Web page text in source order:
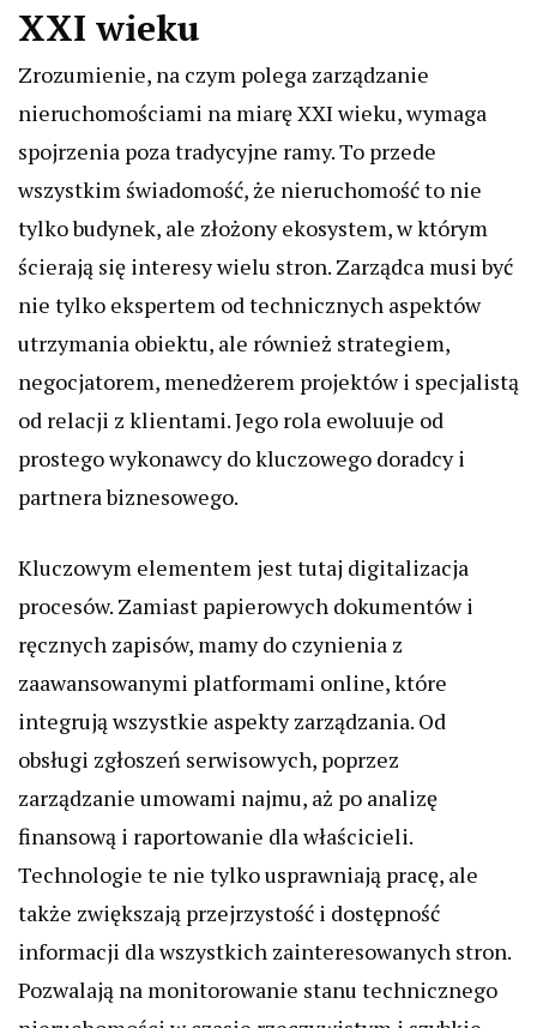
XXI wieku
Zrozumienie, na czym polega zarządzanie
nieruchomościami na miarę XXI wieku, wymaga
spojrzenia poza tradycyjne ramy. To przede
wszystkim świadomość, że nieruchomość to nie
tylko budynek, ale złożony ekosystem, w którym
ścierają się interesy wielu stron. Zarządca musi być
nie tylko ekspertem od technicznych aspektów
utrzymania obiektu, ale również strategiem,
negocjatorem, menedżerem projektów i specjalistą
od relacji z klientami. Jego rola ewoluuje od
prostego wykonawcy do kluczowego doradcy i
partnera biznesowego.
Kluczowym elementem jest tutaj digitalizacja
procesów. Zamiast papierowych dokumentów i
ręcznych zapisów, mamy do czynienia z
zaawansowanymi platformami online, które
integrują wszystkie aspekty zarządzania. Od
obsługi zgłoszeń serwisowych, poprzez
zarządzanie umowami najmu, aż po analizę
finansową i raportowanie dla właścicieli.
Technologie te nie tylko usprawniają pracę, ale
także zwiększają przejrzystość i dostępność
informacji dla wszystkich zainteresowanych stron.
Pozwalają na monitorowanie stanu technicznego